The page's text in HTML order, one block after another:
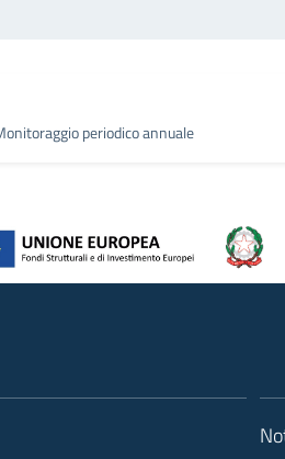
periodico annuale